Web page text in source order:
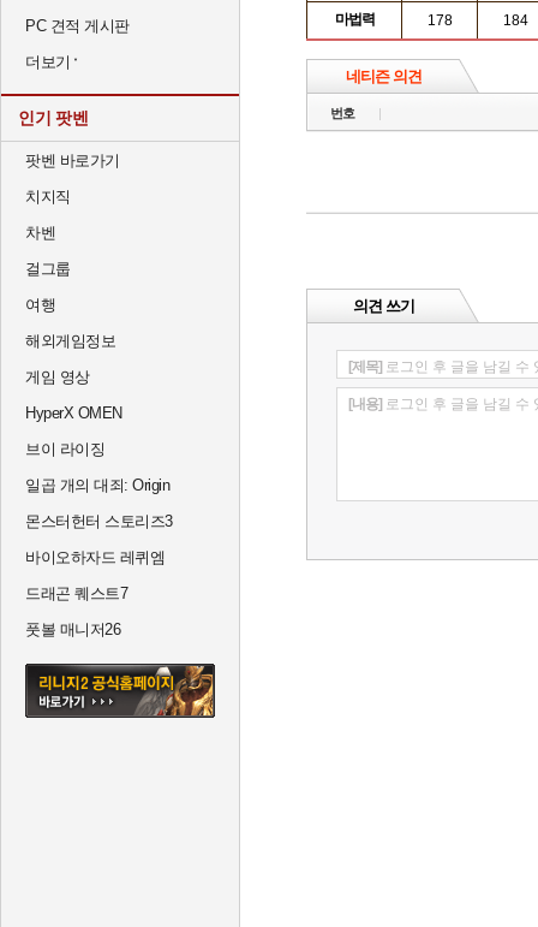
PC 견적 게시판
더보기
인기 팟벤
팟벤 바로가기
치지직
차벤
걸그룹
여행
해외게임정보
게임 영상
HyperX OMEN
브이 라이징
일곱 개의 대죄: Origin
몬스터헌터 스토리즈3
바이오하자드 레퀴엠
드래곤 퀘스트7
풋볼 매니저26
마법력 178 184
네티즌 의견
번호
의견 쓰기
[제목] 로그인 후 글을 남길 수
[내용] 로그인 후 글을 남길 수